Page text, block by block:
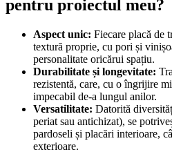
pentru proiectul meu?
Aspect unic: Fiecare placă de
textură proprie, cu pori și
personalitate oricărui spațiu.
Durabilitate și longevitate:
rezistentă, care, cu o îngrijire
impecabil de-a lungul anilor.
Versatilitate: Datorită
periat sau antichizat), se
pardoseli și placări interioare,
exterioare.